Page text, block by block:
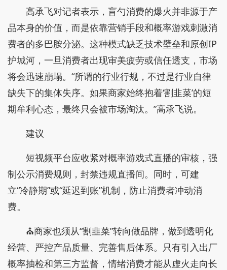
高承飞对记者表示，盲勺消费的爆火并非源于产
品本身的价值，而是依靠营销手段和概率游戏刺激消
费者的多巴胺分泌。这种模式缺乏技术壁垒和原创IP
护城河，一旦消费者出现审美疲劳或信任透支，市场
将会迅速崩塌。“所谓的行业行规，不过是行业自律
缺失下的集体失序。如果商家始终抱着‘割韭菜’的短
期牟利心态，最终只会被市场淘汰。”高承飞说。
建议
短视频平台应收紧对概率游戏式直播的审核，强
制公示消费规则，封禁违规直播间。同时，可建
立“冷静期”或“延迟到账”机制，防止消费者冲动消
费。
⛪商家也须从“割韭菜”转向做品牌，做到透明化
经营、严控产品质量、完善售后体系。只有引入出厂
概率抽检和第三方监督，情绪消费才能从虚火走向长